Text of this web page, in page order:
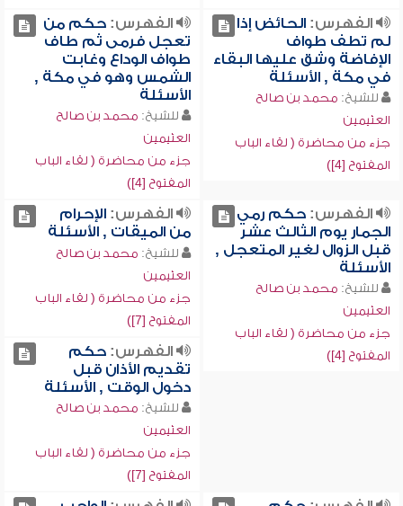
الفهرس:الحائض إذا
لم تطف طواف
الإفاضة وشق عليها البقاء
في مكة , الأسئلة
للشيخ: محمد بن صالح
العثيمين
جزء من محاضرة ( لقاء الباب
المفتوح [4])
الفهرس:حكم من
تعجل فرمى ثم طاف
طواف الوداع وغابت
الشمس وهو في مكة ,
الأسئلة
للشيخ: محمد بن صالح
العثيمين
جزء من محاضرة ( لقاء الباب
المفتوح [4])
الفهرس:حكم رمي
الجمار يوم الثالث عشر
قبل الزوال لغير المتعجل ,
الأسئلة
للشيخ: محمد بن صالح
العثيمين
جزء من محاضرة ( لقاء الباب
المفتوح [4])
الفهرس:الإحرام
من الميقات , الأسئلة
للشيخ: محمد بن صالح
العثيمين
جزء من محاضرة ( لقاء الباب
المفتوح [7])
الفهرس:حكم
تقديم الأذان قبل
دخول الوقت , الأسئلة
للشيخ: محمد بن صالح
العثيمين
جزء من محاضرة ( لقاء الباب
المفتوح [7])